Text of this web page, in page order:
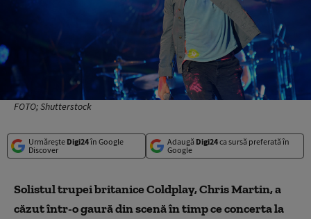
FOTO; Shutterstock
Urmărește Digi24în Google
Discover
Adaugă Digi24ca sursă preferată în
Google
Solistul trupei britanice Coldplay, Chris Martin, a
căzut într-o gaură din scenă în timp ce concerta la